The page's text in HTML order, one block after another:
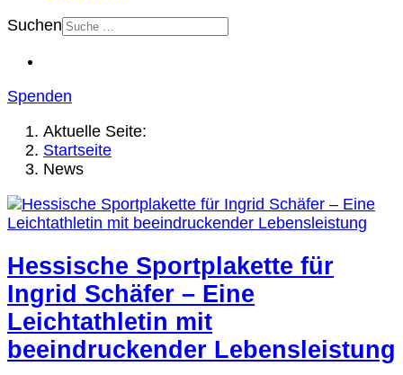
Suchen
Spenden
Aktuelle Seite:
Startseite
News
Hessische Sportplakette für
Ingrid Schäfer – Eine
Leichtathletin mit
beeindruckender Lebensleistung